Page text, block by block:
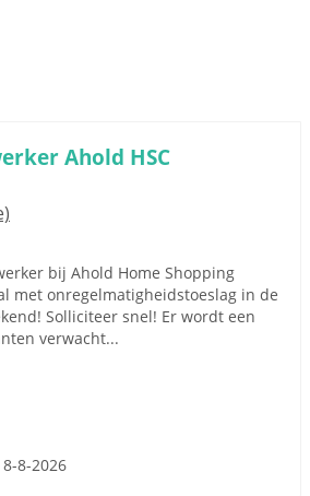
Ahold HSC
bij Ahold Home Shopping
met onregelmatigheidstoeslag in de
Solliciteer snel! Er wordt een
verwacht...
8-2026